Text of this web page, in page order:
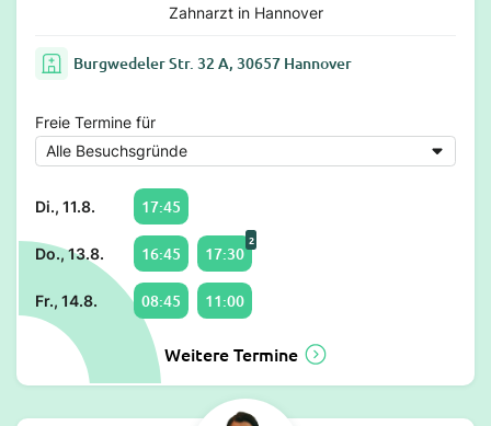
Zahnarzt in Hannover
Burgwedeler Str. 32 A, 30657 Hannover
Freie Termine für
Di., 11.8. 17:45
Do., 13.8. 16:45 17:30
2
Fr., 14.8. 08:45 11:00
Weitere Termine